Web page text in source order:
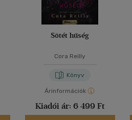
Sötét hűség
Cora Reilly
Könyv
Árinformációk
Kiadói ár: 6 499 Ft